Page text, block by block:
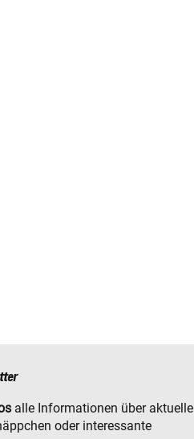
alle Informationen über aktuelle
oder interessante